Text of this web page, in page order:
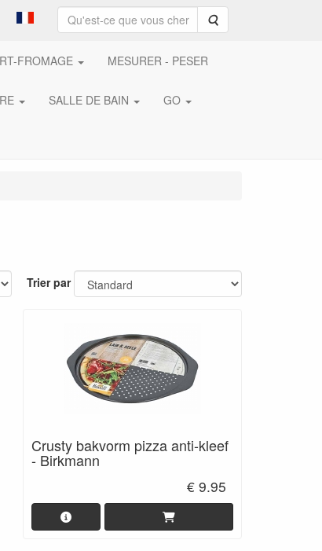
Rechercher
FROMAGE MESURER - PESER
SALLE DE BAIN GO
Trier par
Crusty bakvorm pizza anti-kleef
- Birkmann
€ 9.95